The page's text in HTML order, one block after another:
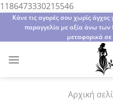
1186473330215546Μετάβαση
στο
Κάνε τις αγορές σου χωρίς
παραγγελία με αξία άνω
μεταφορικά
Αρχική